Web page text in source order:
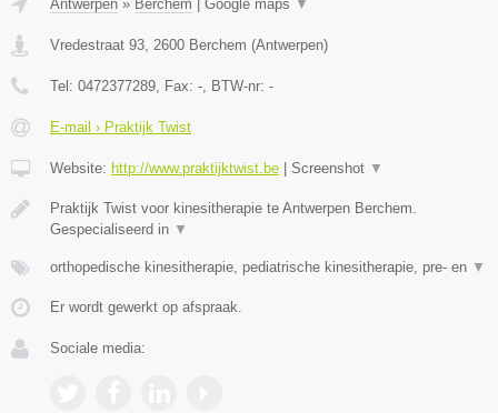
Antwerpen » Berchem | Google maps ▼
Vredestraat 93 2600 Berchem (Antwerpen)
Tel: 0472377289 , Fax: - , BTW-nr: -
E-mail › Praktijk Twist
Website: http://www.praktijktwist.be | Screenshot ▼
Praktijk Twist voor kinesitherapie te Antwerpen Berchem.
Gespecialiseerd in ▼
orthopedische kinesitherapie, pediatrische kinesitherapie, pre- en ▼
Er wordt gewerkt op afspraak.
Sociale media: